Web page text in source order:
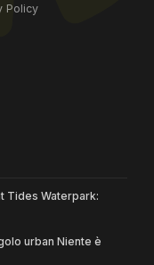
Policy
Tides Waterpark:
urban Niente è